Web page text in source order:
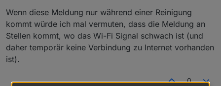
Wenn diese Meldung nur während einer Reinigung
kommt würde ich mal vermuten, dass die Meldung an
Stellen kommt, wo das Wi-Fi Signal schwach ist (und
daher temporär keine Verbindung zu Internet vorhanden
ist).
0